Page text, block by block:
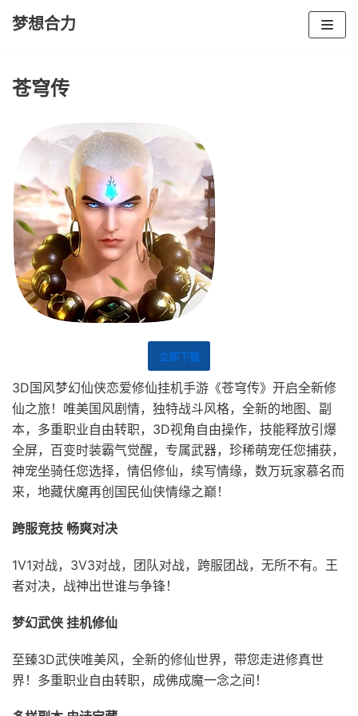
content
梦想合力
苍穹传
立即下载
3D国风梦幻仙侠恋爱修仙挂机手游《苍穹传》开启全新修
仙之旅！唯美国风剧情，独特战斗风格，全新的地图、副
本，多重职业自由转职，3D视角自由操作，技能释放引爆
全屏，百变时装霸气觉醒，专属武器，珍稀萌宠任您捕获，
神宠坐骑任您选择，情侣修仙，续写情缘，数万玩家慕名而
来，地藏伏魔再创国民仙侠情缘之巅！
跨服竞技 畅爽对决
1V1对战，3V3对战，团队对战，跨服团战，无所不有。王
者对决，战神出世谁与争锋！
梦幻武侠 挂机修仙
至臻3D武侠唯美风，全新的修仙世界，带您走进修真世
界！多重职业自由转职，成佛成魔一念之间！